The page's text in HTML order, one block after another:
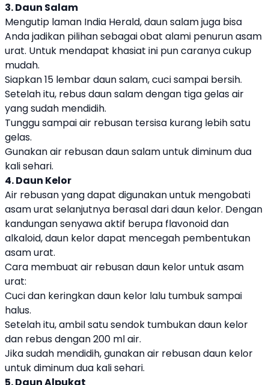
3. Daun Salam
Mengutip laman India Herald, daun salam juga bisa
Anda jadikan pilihan sebagai obat alami penurun asam
urat. Untuk mendapat khasiat ini pun caranya cukup
mudah.
Siapkan 15 lembar daun salam, cuci sampai bersih.
Setelah itu, rebus daun salam dengan tiga gelas air
yang sudah mendidih.
Tunggu sampai air rebusan tersisa kurang lebih satu
gelas.
Gunakan air rebusan daun salam untuk diminum dua
kali sehari.
4. Daun Kelor
Air rebusan yang dapat digunakan untuk mengobati
asam urat selanjutnya berasal dari daun kelor. Dengan
kandungan senyawa aktif berupa flavonoid dan
alkaloid, daun kelor dapat mencegah pembentukan
asam urat.
Cara membuat air rebusan daun kelor untuk asam
urat:
Cuci dan keringkan daun kelor lalu tumbuk sampai
halus.
Setelah itu, ambil satu sendok tumbukan daun kelor
dan rebus dengan 200 ml air.
Jika sudah mendidih, gunakan air rebusan daun kelor
untuk diminum dua kali sehari.